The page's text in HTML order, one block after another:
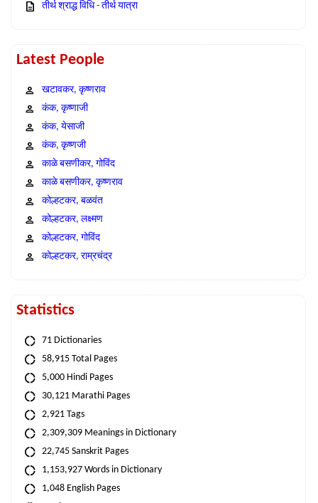
तीर्थ श्राद्ध विधि - तीर्थ यात्रा
Latest People
खटावकर, कृष्णराव
कंक, कृष्णाजी
कंक, येसाजी
कंक, कृष्णजी
काळे बसणीकर, गोविंद
काळे बसणीकर, कृष्णराव
कोल्हटकर, बळवंत
कोल्हटकर, लक्ष्मण
कोल्हटकर, गोविंद
कोल्हटकर, राम्रचंद्र
Statistics
71 Dictionaries
58,915 Total Pages
5,000 Hindi Pages
30,121 Marathi Pages
2,921 Tags
2,309,309 Meanings in Dictionary
22,745 Sanskrit Pages
1,153,927 Words in Dictionary
1,048 English Pages